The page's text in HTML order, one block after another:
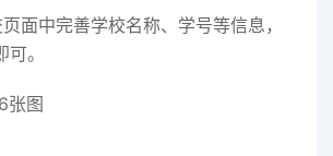
面中完善学校名称、学号等信息，
。